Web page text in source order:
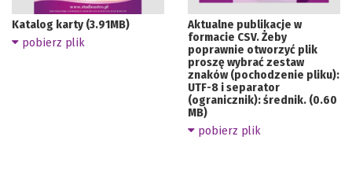
Katalog karty (3.91MB)
pobierz plik
Aktualne publikacje w
formacie CSV. Żeby
poprawnie otworzyć plik
proszę wybrać zestaw
znaków (pochodzenie pliku):
UTF-8 i separator
(ogranicznik): średnik. (0.60
MB)
pobierz plik